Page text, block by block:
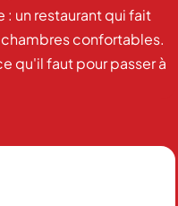
un restaurant qui fait
confortables.
qu'il faut pour passer à